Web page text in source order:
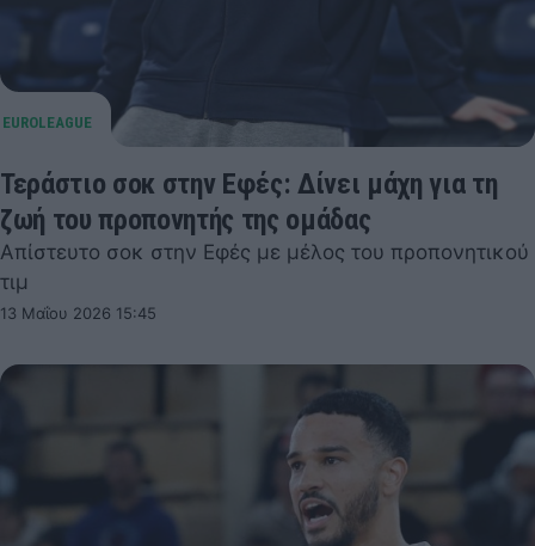
Τεράστιο σοκ στην Εφές: Δίνει μάχη για τη
ζωή του προπονητής της ομάδας
Απίστευτο σοκ στην Εφές με μέλος του προπονητικού
τιμ
13 Μαΐου 2026 15:45